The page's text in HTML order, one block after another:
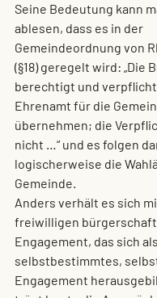
Seine Bedeutung kann
ablesen, dass es in der
Gemeindeordnung von
(§18) geregelt wird: „Die
berechtigt und
Ehrenamt für die
übernehmen; die
nicht …“ und es folgen
logischerweise die
Gemeinde.
Anders verhält es sich
freiwilligen
Engagement, das sich als
selbstbestimmtes,
Engagement